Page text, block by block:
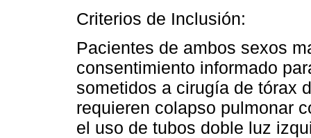
Criterios de Inclusión:
Pacientes de ambos sexos
consentimiento informado
sometidos a cirugía de tórax
requieren colapso pulmonar
el uso de tubos doble luz